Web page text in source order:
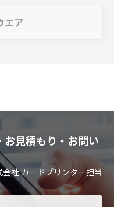
エア
見積もり・お問い
社 カードプリンター担当